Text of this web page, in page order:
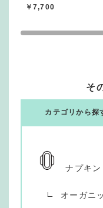
￥7,700
そ
カテゴリから探
ナプキン
オーガニ